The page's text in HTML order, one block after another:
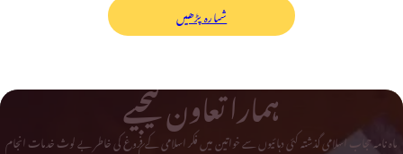
شمارہ پڑھیں
ہمارا تعاون کیجیے
ماہ نامہ حجاب اسلامی گذشتہ کئی دہائیوں سے خواتین میں فکر اسلامی کے فروغ کی خاطر بے لوث خدمات انجام